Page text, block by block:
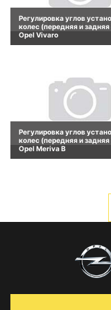
Регулировка углов
колес (передняя и задняя
Opel Vivaro
Регулировка углов
колес (передняя и задняя
Opel Meriva B